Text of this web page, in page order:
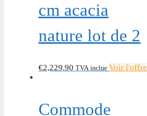
cm acacia
nature lot de 2
€2,229.90 TVA inclue Voir l'offre
Commode